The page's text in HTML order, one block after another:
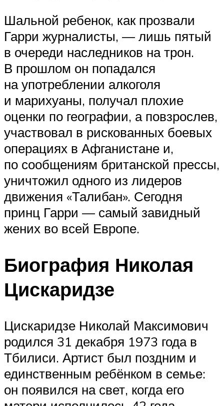
Шальной ребенок, как прозвали
Гарри журналисты, — лишь пятый
в очереди наследников на трон.
В прошлом он попадался
на употреблении алкоголя
и марихуаны, получал плохие
оценки по географии, а повзрослев,
участвовал в рискованных боевых
операциях в Афганистане и,
по сообщениям британской прессы,
уничтожил одного из лидеров
движения «Талибан». Сегодня
принц Гарри — самый завидный
жених во всей Европе.
Биография Николая
Цискаридзе
Цискаридзе Николай Максимович
родился 31 декабря 1973 года в
Тбилиси. Артист был поздним и
единственным ребёнком в семье:
он появился на свет, когда его